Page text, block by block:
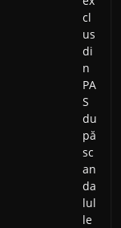
cl
us
di
n
PA
S
du
pă
sc
an
da
lul
le